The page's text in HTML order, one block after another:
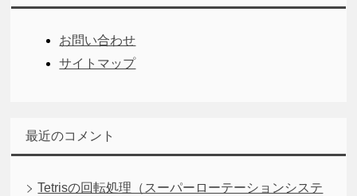
お問い合わせ
サイトマップ
最近のコメント
Tetrisの回転処理（スーパーローテーションシステ